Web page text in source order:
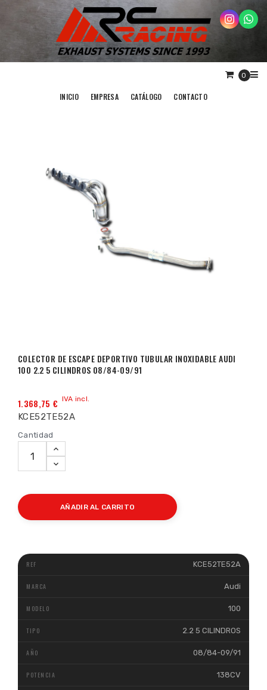
0
INICIO EMPRESA CATÁLOGO CONTACTO
COLECTOR DE ESCAPE DEPORTIVO TUBULAR INOXIDABLE AUDI
100 2.2 5 CILINDROS 08/84-09/91
1.368,75 € IVA incl.
KCE52TE52A
Cantidad
AÑADIR AL CARRITO
KCE52TE52A
Audi
100
2.2 5 CILINDROS
08/84-09/91
138CV